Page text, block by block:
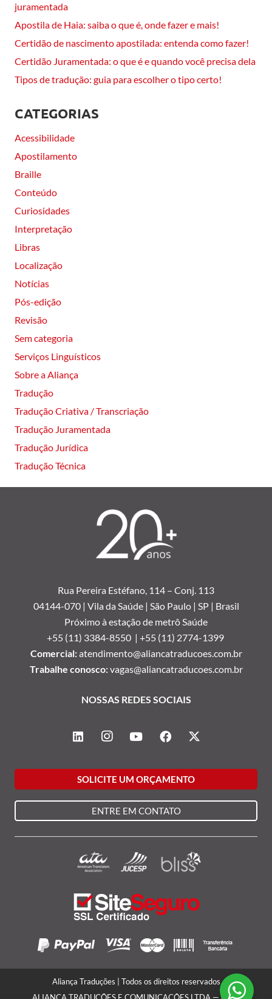
juramentada
Apostila de Haia: saiba o que é, onde fazer e mais!
Certidão de nascimento apostilada: entenda como fazer!
Certidão Juramentada: o que é e quando você precisa dela
Tipos de tradução: guia para escolher o tipo certo!
CATEGORIAS
Acessibilidade
Apostilamento
Braille
Conteúdo
Curiosidades
Interpretação
Libras
Localização
Notícias
Pós-edição
Revisão
Sem categoria
Serviços Linguísticos
Sobre a Aliança
Tradução
Tradução Criativa / Transcriação
Tradução Juramentada
Tradução Jurídica
Tradução Técnica
Rua Pereira Estéfano, 114 – Conj. 113
04144-070 | Vila da Saúde | São Paulo | SP | Brasil
Próximo à estação de metrô Saúde
+55 (11) 3384-8550 | +55 (11) 2774-1399
Comercial:atendimento@aliancatraducoes.com.br
Trabalhe conosco:vagas@aliancatraducoes.com.br
NOSSAS REDES SOCIAIS
SOLICITE UM ORÇAMENTO
ENTRE EM CONTATO
Aliança Traduções | Todos os direitos reservados
ALIANÇA TRADUÇÕES E COMUNICAÇÕES LTDA — CNPJ